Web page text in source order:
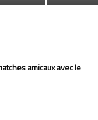
amicaux avec le